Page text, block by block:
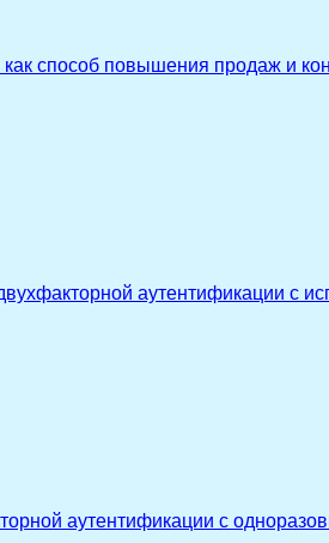
способ повышения продаж и
аутентификации с
аутентификации с